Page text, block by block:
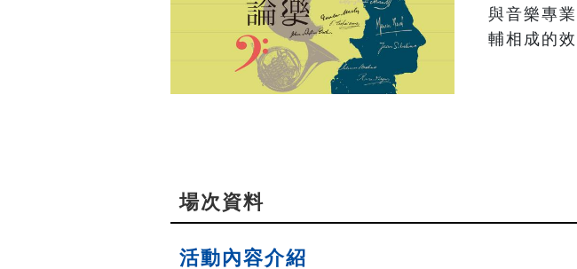
與音樂專
輔相成的效
場次資料
活動內容介紹